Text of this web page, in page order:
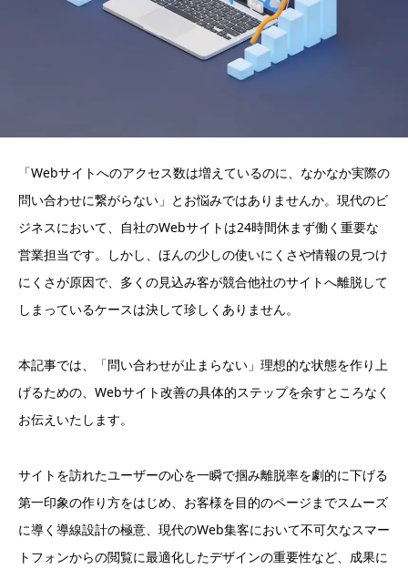
「Webサイトへのアクセス数は増えているのに、なかなか実際の
問い合わせに繋がらない」とお悩みではありませんか。現代のビ
ジネスにおいて、自社のWebサイトは24時間休まず働く重要な
営業担当です。しかし、ほんの少しの使いにくさや情報の見つけ
にくさが原因で、多くの見込み客が競合他社のサイトへ離脱して
しまっているケースは決して珍しくありません。
本記事では、「問い合わせが止まらない」理想的な状態を作り上
げるための、Webサイト改善の具体的ステップを余すところなく
お伝えいたします。
サイトを訪れたユーザーの心を一瞬で掴み離脱率を劇的に下げる
第一印象の作り方をはじめ、お客様を目的のページまでスムーズ
に導く導線設計の極意、現代のWeb集客において不可欠なスマー
トフォンからの閲覧に最適化したデザインの重要性など、成果に